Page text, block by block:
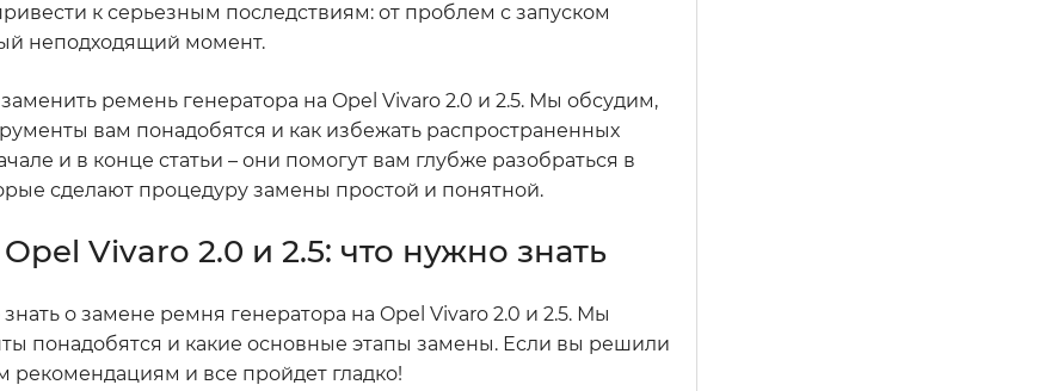
к серьезным последствиям: от проблем с запуском
неподходящий момент.
ремень генератора на Opel Vivaro 2.0 и 2.5. Мы обсудим,
вам понадобятся и как избежать распространенных
и в конце статьи – они помогут вам глубже разобраться в
сделают процедуру замены простой и понятной.
Vivaro 2.0 и 2.5: что нужно знать
о замене ремня генератора на Opel Vivaro 2.0 и 2.5. Мы
понадобятся и какие основные этапы замены. Если вы решили
рекомендациям и все пройдет гладко!